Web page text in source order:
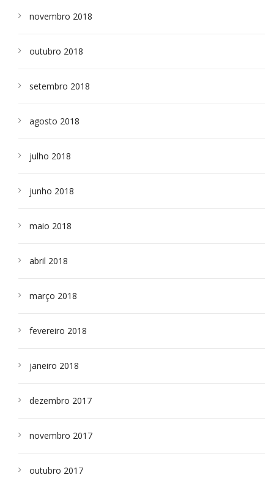
novembro 2018
outubro 2018
setembro 2018
agosto 2018
julho 2018
junho 2018
maio 2018
abril 2018
março 2018
fevereiro 2018
janeiro 2018
dezembro 2017
novembro 2017
outubro 2017